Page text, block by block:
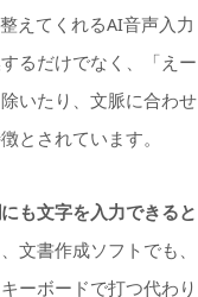
えてくれるAI音声入力
るだけでなく、「えー
いたり、文脈に合わせ
とされています。
も文字を入力できると
文書作成ソフトでも、
ーボードで打つ代わり